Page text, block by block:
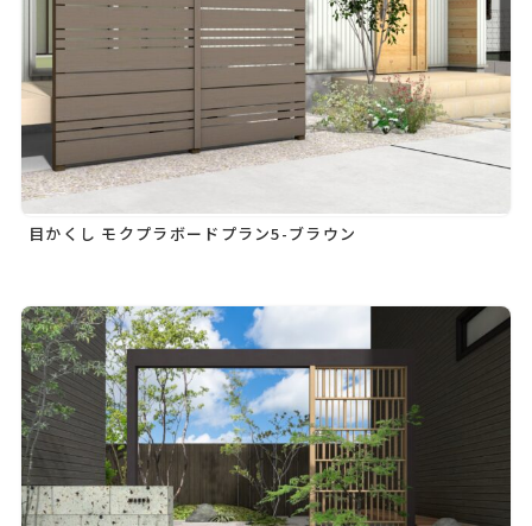
目かくし モクプラボードプラン5-ブラウン